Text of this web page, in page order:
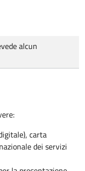
alcun
carta
dei servizi